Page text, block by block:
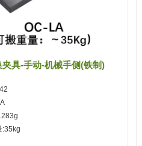
具-手动-机械手侧(铁制)
:35kg